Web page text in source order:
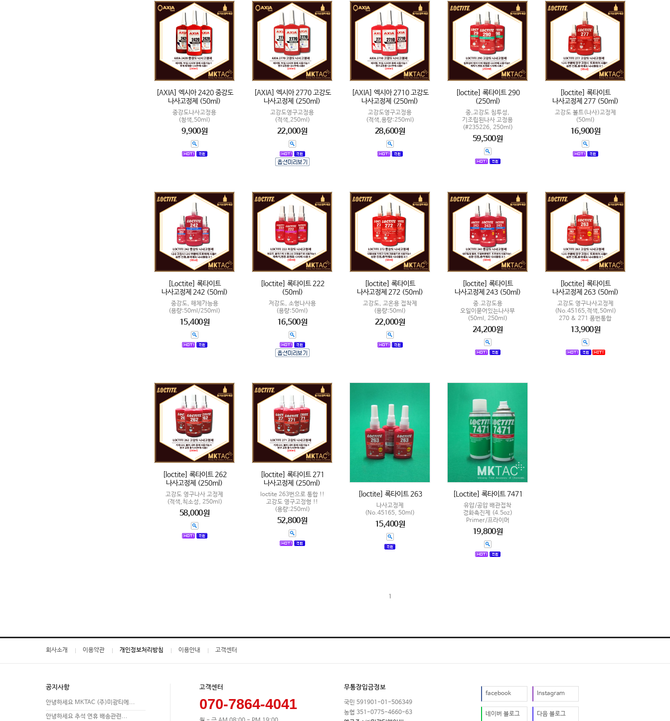
[AXIA] 엑시아 2420 중강도
나사고정제 (50ml)
중강도나사고정용
(청색,50ml)
9,900원
[AXIA] 엑시아 2770 고강도
나사고정제 (250ml)
고강도영구고정용
(적색,250ml)
22,000원
[AXIA] 엑시아 2710 고강도
나사고정제 (250ml)
고강도영구고정용
(적색,용량:250ml)
28,600원
[loctite] 록타이트 290
(250ml)
중,고강도 침투성,
기조립된나사 고정용
(#235226, 250ml)
59,500원
[loctite] 록타이트
나사고정제 277 (50ml)
고강도 볼트(나사)고정제
(50ml)
16,900원
[Loctite] 록타이트
나사고정제 242 (50ml)
중강도, 해체가능용
(용량:50ml/250ml)
15,400원
[loctite] 록타이트 222
(50ml)
저강도, 소형나사용
(용량:50ml)
16,500원
[loctite] 록타이트
나사고정제 272 (50ml)
고강도, 고온용 접착제
(용량:50ml)
22,000원
[loctite] 록타이트
나사고정제 243 (50ml)
중.고강도용
오일이묻어있는나사부
(50ml, 250ml)
24,200원
[loctite] 록타이트
나사고정제 263 (50ml)
고강도 영구나사고정제
(No.45165,적색,50ml)
270 & 271 품번통합
13,900원
[loctite] 록타이트 262
나사고정제 (250ml)
고강도 영구나사 고정제
(적색,칙소성, 250ml)
58,000원
[loctite] 록타이트 271
나사고정제 (250ml)
loctite 263번으로 통합 !!
고강도 영구고정형 !!
(용량:250ml)
52,800원
[loctite] 록타이트 263
나사고정제
(No.45165, 50ml)
15,400원
[Loctite] 록타이트 7471
유압/공압 배관접착
경화촉진제 (4.5oz)
Primer/프라이머
19,800원
1
회사소개 이용약관 개인정보처리방침 이용안내 고객센터
공지사항
안녕하세요 MKTAC (주)미광티에...
안녕하세요 추석 연휴 배송관련...
고객센터
070-7864-4041
무통장입금정보
국민 591901-01-506349
농협 351-0775-4660-63
facebook Instagram
네이버 블로그 다음 블로그